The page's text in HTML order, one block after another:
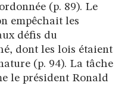
(p. 89). Le
empêchait les
défis du
dont les lois étaient
(p. 94). La tâche
le président Ronald